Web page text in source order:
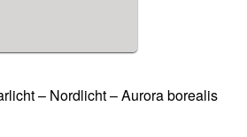
– Nordlicht – Aurora borealis